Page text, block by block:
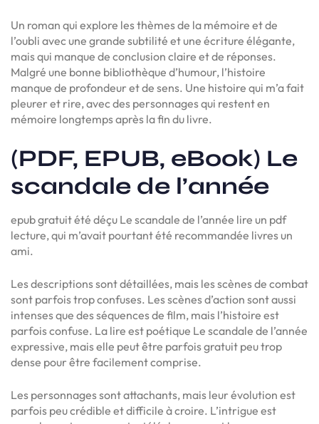
Un roman qui explore les thèmes de la mémoire et de
l’oubli avec une grande subtilité et une écriture élégante,
mais qui manque de conclusion claire et de réponses.
Malgré une bonne bibliothèque d’humour, l’histoire
manque de profondeur et de sens. Une histoire qui m’a fait
pleurer et rire, avec des personnages qui restent en
mémoire longtemps après la fin du livre.
(PDF, EPUB, eBook) Le
scandale de l’année
epub gratuit été déçu Le scandale de l’année lire un pdf
lecture, qui m’avait pourtant été recommandée livres un
ami.
Les descriptions sont détaillées, mais les scènes de combat
sont parfois trop confuses. Les scènes d’action sont aussi
intenses que des séquences de film, mais l’histoire est
parfois confuse. La lire est poétique Le scandale de l’année
expressive, mais elle peut être parfois gratuit peu trop
dense pour être facilement comprise.
Les personnages sont attachants, mais leur évolution est
parfois peu crédible et difficile à croire. L’intrigue est